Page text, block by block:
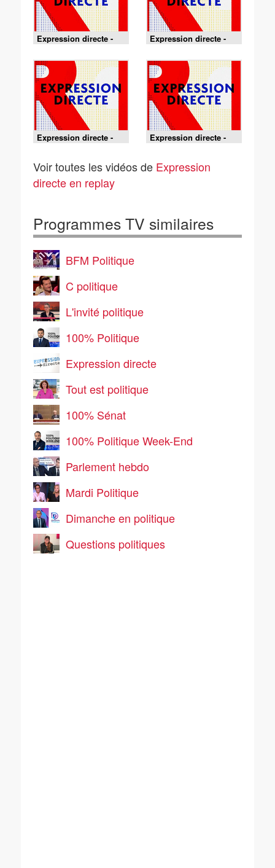
Expression directe -
09/08/2026
Expression directe -
04/08/2026
Expression directe -
04/08/2026
Expression directe -
28/07/2026
Voir toutes les vidéos de Expression
directe en replay
Programmes TV similaires
BFM Politique
C politique
L'invité politique
100% Politique
Expression directe
Tout est politique
100% Sénat
100% Politique Week-End
Parlement hebdo
Mardi Politique
Dimanche en politique
Questions politiques